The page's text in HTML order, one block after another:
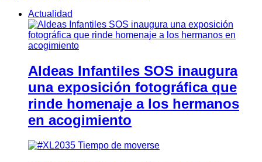
Actualidad
Aldeas Infantiles SOS inaugura
una exposición fotográfica que
rinde homenaje a los hermanos
en acogimiento